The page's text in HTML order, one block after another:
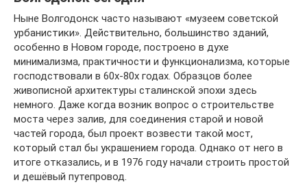
Ныне Волгодонск часто называют «музеем советской
урбанистики». Действительно, большинство зданий,
особенно в Новом городе, построено в духе
минимализма, практичности и функционализма, которые
господствовали в 60х-80х годах. Образцов более
живописной архитектуры сталинской эпохи здесь
немного. Даже когда возник вопрос о строительстве
моста через залив, для соединения старой и новой
частей города, был проект возвести такой мост,
который стал бы украшением города. Однако от него в
итоге отказались, и в 1976 году начали строить простой
и дешёвый путепровод.